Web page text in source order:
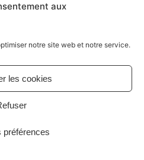
aux
notre site web et notre service.
les cookies
préférences